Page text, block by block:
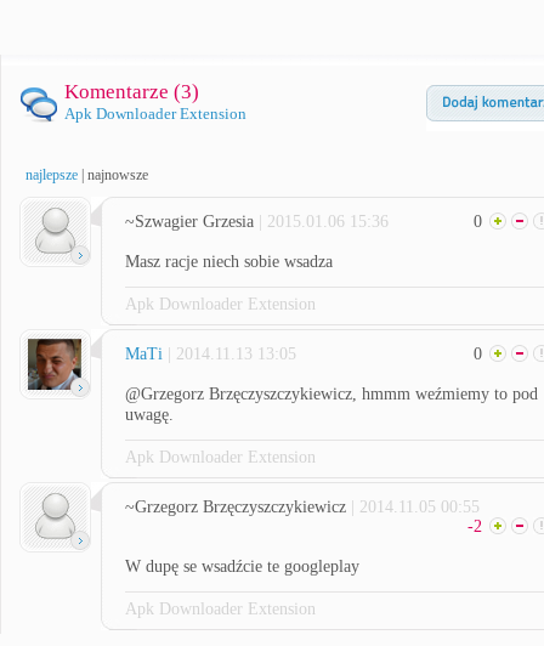
Komentarze (3)
Apk Downloader Extension
najlepsze najnowsze
~Szwagier Grzesia | 2015.01.06 15:36 0
Masz racje niech sobie wsadza
Apk Downloader Extension
MaTi | 2014.11.13 13:05 0
@Grzegorz Brzęczyszczykiewicz, hmmm weźmiemy to pod
uwagę.
Apk Downloader Extension
~Grzegorz Brzęczyszczykiewicz
| 2014.11.05 00:55
-2
W dupę se wsadźcie te googleplay
Apk Downloader Extension